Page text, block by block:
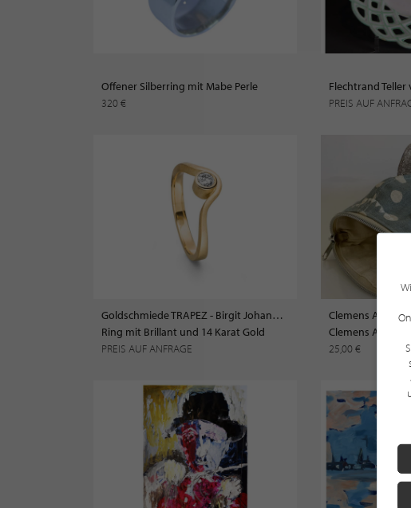
Offener Silberring mit Mabe Perle
320 €
PREIS AUF
Goldschmiede TRAPEZ - Birgit Johannsen
Ring mit Brillant und 14 Karat Gold
PREIS AUF ANFRAGE
Clemens
25,00 €